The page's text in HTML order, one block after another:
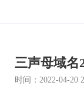
时间：2022-04-20